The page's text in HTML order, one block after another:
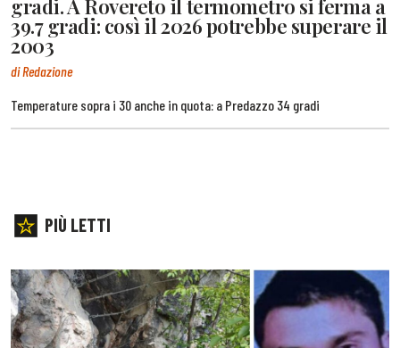
gradi. A Rovereto il termometro si ferma a
39.7 gradi: così il 2026 potrebbe superare il
2003
di Redazione
Temperature sopra i 30 anche in quota: a Predazzo 34 gradi
PIÙ LETTI